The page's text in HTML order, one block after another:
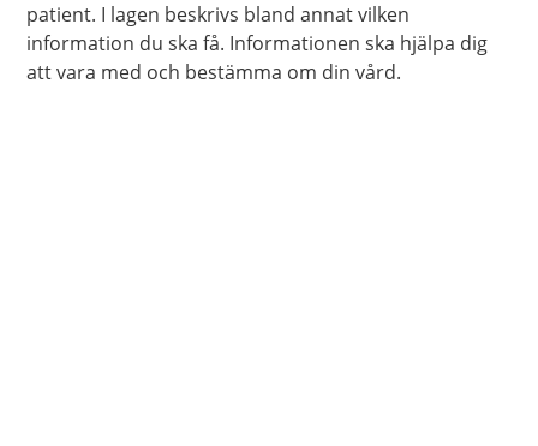
patient. I lagen beskrivs bland annat vilken
information du ska få. Informationen ska hjälpa dig
att vara med och bestämma om din vård.